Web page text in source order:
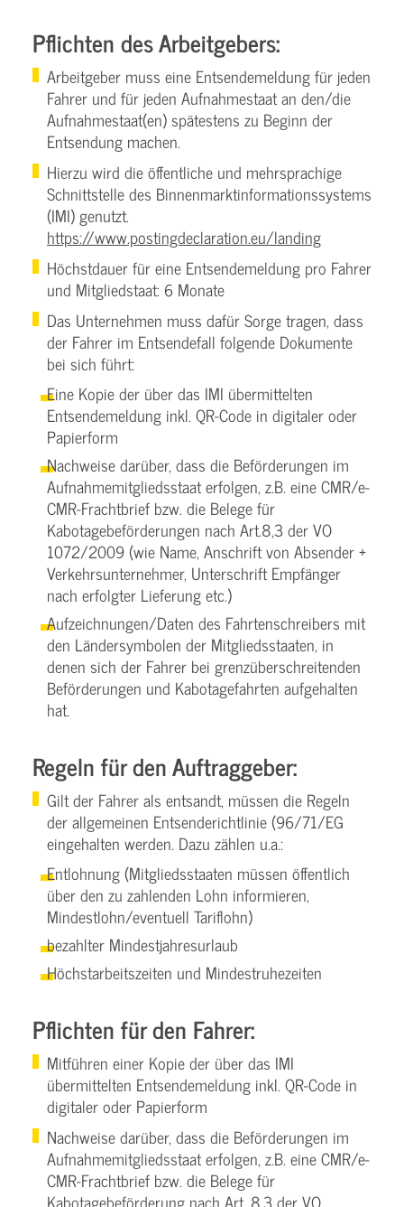
Pflichten des Arbeitgebers:
Arbeitgeber muss eine Entsendemeldung für jeden
Fahrer und für jeden Aufnahmestaat an den/die
Aufnahmestaat(en) spätestens zu Beginn der
Entsendung machen.
Hierzu wird die öffentliche und mehrsprachige
Schnittstelle des Binnenmarktinformationssystems
(IMI) genutzt.
https://www.postingdeclaration.eu/landing
Höchstdauer für eine Entsendemeldung pro Fahrer
und Mitgliedstaat: 6 Monate
Das Unternehmen muss dafür Sorge tragen, dass
der Fahrer im Entsendefall folgende Dokumente
bei sich führt:
Eine Kopie der über das IMI übermittelten
Entsendemeldung inkl. QR-Code in digitaler oder
Papierform
Nachweise darüber, dass die Beförderungen im
Aufnahmemitgliedsstaat erfolgen, z.B. eine CMR/e-
CMR-Frachtbrief bzw. die Belege für
Kabotagebeförderungen nach Art.8,3 der VO
1072/2009 (wie Name, Anschrift von Absender +
Verkehrsunternehmer, Unterschrift Empfänger
nach erfolgter Lieferung etc.)
Aufzeichnungen/Daten des Fahrtenschreibers mit
den Ländersymbolen der Mitgliedsstaaten, in
denen sich der Fahrer bei grenzüberschreitenden
Beförderungen und Kabotagefahrten aufgehalten
hat.
Regeln für den Auftraggeber:
Gilt der Fahrer als entsandt, müssen die Regeln
der allgemeinen Entsenderichtlinie (96/71/EG
eingehalten werden. Dazu zählen u.a.:
Entlohnung (Mitgliedsstaaten müssen öffentlich
über den zu zahlenden Lohn informieren,
Mindestlohn/eventuell Tariflohn)
bezahlter Mindestjahresurlaub
Höchstarbeitszeiten und Mindestruhezeiten
Pflichten für den Fahrer:
Mitführen einer Kopie der über das IMI
übermittelten Entsendemeldung inkl. QR-Code in
digitaler oder Papierform
Nachweise darüber, dass die Beförderungen im
Aufnahmemitgliedsstaat erfolgen, z.B. eine CMR/e-
CMR-Frachtbrief bzw. die Belege für